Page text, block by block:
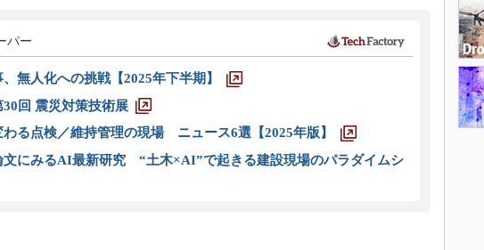
パー
無人化への挑戦【2025年下半期】
回 震災対策技術展
わる点検／維持管理の現場 ニュース6選【2025年版】
文にみるAI最新研究 “土木×AI”で起きる建設現場のパラダイムシ